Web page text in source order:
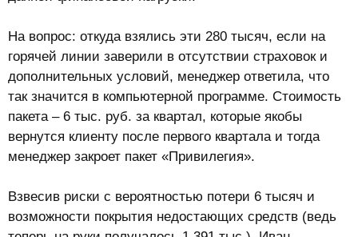
На вопрос: откуда взялись эти 280 тысяч, если на
горячей линии заверили в отсутствии страховок и
дополнительных условий, менеджер ответила, что
так значится в компьютерной программе. Стоимость
пакета – 6 тыс. руб. за квартал, которые якобы
вернутся клиенту после первого квартала и тогда
менеджер закроет пакет «Привилегия».
Взвесив риски с вероятностью потери 6 тысяч и
возможности покрытия недостающих средств (ведь